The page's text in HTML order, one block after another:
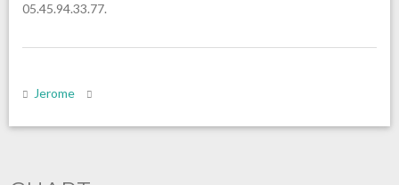
05.45.94.33.77.
Jerome